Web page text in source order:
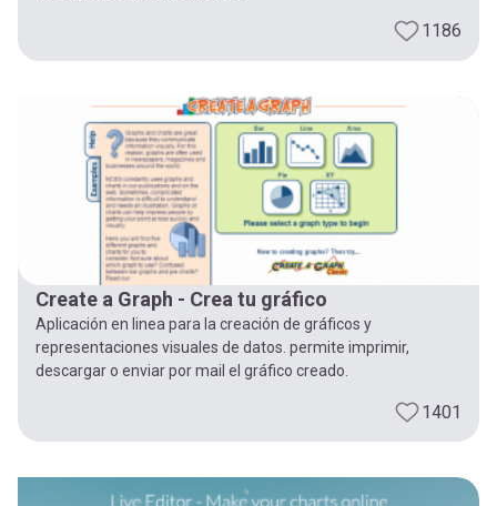
1186
Create a Graph - Crea tu gráfico
Aplicación en linea para la creación de gráficos y
representaciones visuales de datos. permite imprimir,
descargar o enviar por mail el gráfico creado.
1401